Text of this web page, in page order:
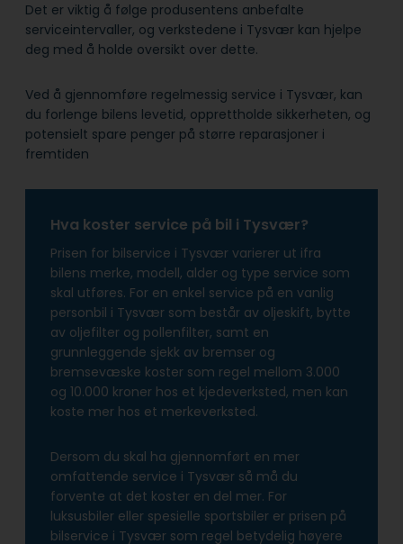
Det er viktig å følge produsentens anbefalte
serviceintervaller, og verkstedene i Tysvær kan hjelpe
deg med å holde oversikt over dette.
Ved å gjennomføre regelmessig service i Tysvær, kan
du forlenge bilens levetid, opprettholde sikkerheten, og
potensielt spare penger på større reparasjoner i
fremtiden
Hva koster service på bil i Tysvær?
Prisen for bilservice i Tysvær varierer ut ifra
bilens merke, modell, alder og type service som
skal utføres. For en enkel service på en vanlig
personbil i Tysvær som består av oljeskift, bytte
av oljefilter og pollenfilter, samt en
grunnleggende sjekk av bremser og
bremsevæske koster som regel mellom 3.000
og 10.000 kroner hos et kjedeverksted, men kan
koste mer hos et merkeverksted.
Dersom du skal ha gjennomført en mer
omfattende service i Tysvær så må du
forvente at det koster en del mer. For
luksusbiler eller spesielle sportsbiler er prisen på
bilservice i Tysvær som regel betydelig høyere